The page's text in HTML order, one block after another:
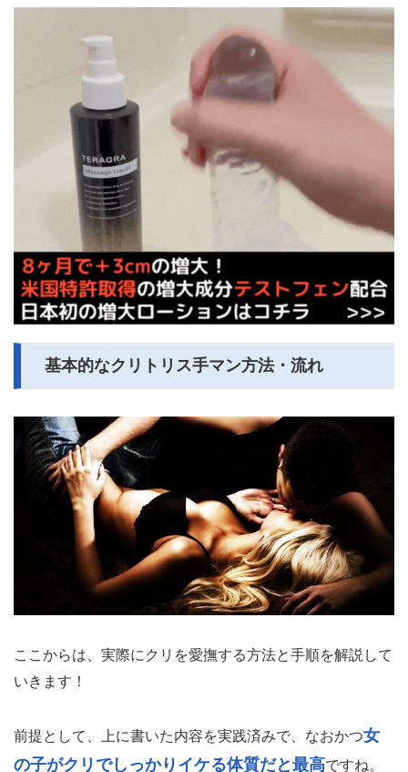
基本的なクリトリス手マン方法・流れ
ここからは、実際にクリを愛撫する方法と手順を解説して
いきます！
前提として、上に書いた内容を実践済みで、なおかつ女
の子がクリでしっかりイケる体質だと最高ですね。